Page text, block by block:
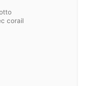
corail